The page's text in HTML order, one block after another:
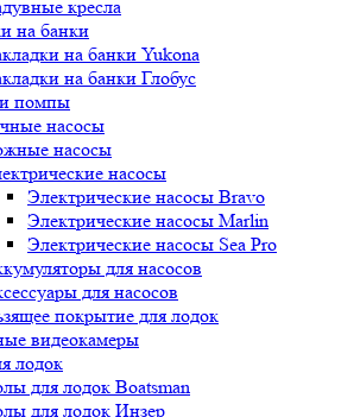
кресла
на банки
на банки Yukona
на банки Глобус
помпы
насосы
насосы
насосы
Электрические насосы Bravo
Электрические насосы Marlin
Электрические насосы Sea Pro
для насосов
для насосов
покрытие для лодок
видеокамеры
лодок
для лодок Boatsman
для лодок Инзер